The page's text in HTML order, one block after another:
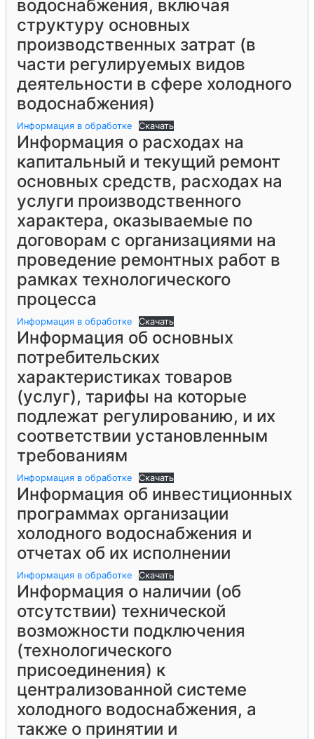
водоснабжения, включая
структуру основных
производственных затрат (в
части регулируемых видов
деятельности в сфере холодного
водоснабжения)
Информация в обработке Скачать
Информация о расходах на
капитальный и текущий ремонт
основных средств, расходах на
услуги производственного
характера, оказываемые по
договорам с организациями на
проведение ремонтных работ в
рамках технологического
процесса
Информация в обработке Скачать
Информация об основных
потребительских
характеристиках товаров
(услуг), тарифы на которые
подлежат регулированию, и их
соответствии установленным
требованиям
Информация в обработке Скачать
Информация об инвестиционных
программах организации
холодного водоснабжения и
отчетах об их исполнении
Информация в обработке Скачать
Информация о наличии (об
отсутствии) технической
возможности подключения
(технологического
присоединения) к
централизованной системе
холодного водоснабжения, а
также о принятии и